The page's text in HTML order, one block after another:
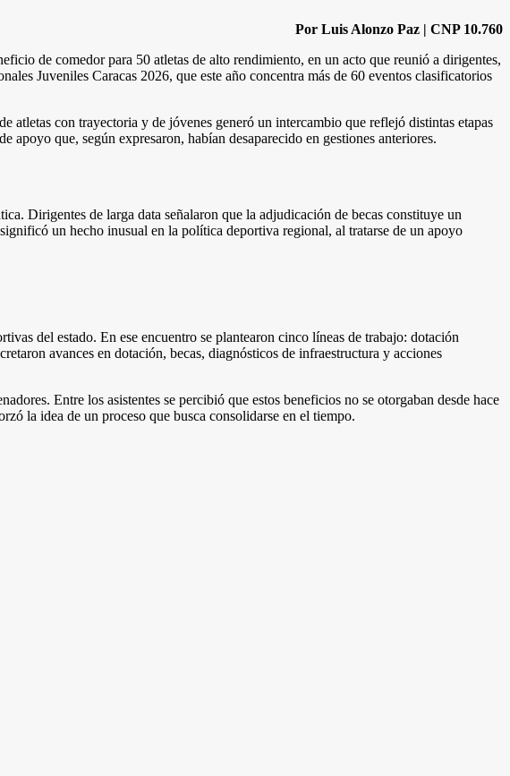
Por Luis Alonzo Paz | CNP 10.760
de comedor para 50 atletas de alto rendimiento, en un acto que reunió a dirigentes,
Juveniles Caracas 2026, que este año concentra más de 60 eventos clasificatorios
atletas con trayectoria y de jóvenes generó un intercambio que reflejó distintas etapas
apoyo que, según expresaron, habían desaparecido en gestiones anteriores.
Dirigentes de larga data señalaron que la adjudicación de becas constituye un
un hecho inusual en la política deportiva regional, al tratarse de un apoyo
del estado. En ese encuentro se plantearon cinco líneas de trabajo: dotación
avances en dotación, becas, diagnósticos de infraestructura y acciones
Entre los asistentes se percibió que estos beneficios no se otorgaban desde hace
la idea de un proceso que busca consolidarse en el tiempo.